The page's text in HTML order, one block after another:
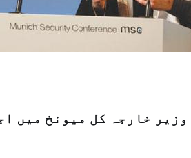
خارجہ کل میونخ میں